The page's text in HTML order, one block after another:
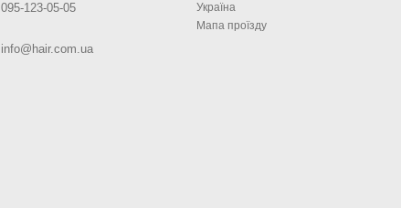
095-123-05-05
info@hair.com.ua
Україна
Мапа проїзду